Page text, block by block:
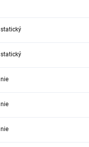
statický
statický
nie
nie
nie